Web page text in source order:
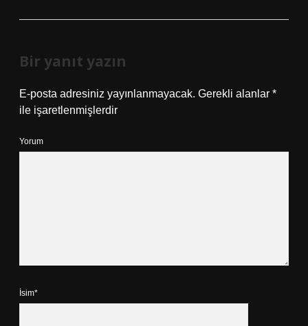
Bir yanıt yazın
E-posta adresiniz yayınlanmayacak. Gerekli alanlar *
ile işaretlenmişlerdir
Yorum
İsim*